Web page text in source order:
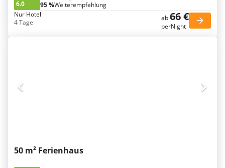
6.0 95 %Weiterempfehlung
Nur Hotel
4 Tage
ab66 €
perNight
50 m² Ferienhaus